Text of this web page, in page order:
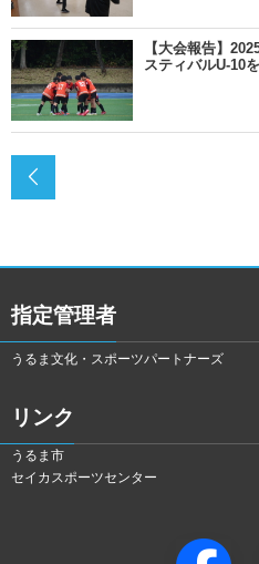
【大会報告】
スティバルU-10
指定管理者
うるま文化・スポーツパートナーズ
リンク
うるま市
セイカスポーツセンター